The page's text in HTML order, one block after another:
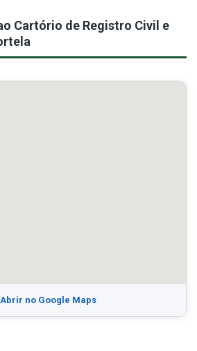
Cartório de Registro Civil e
Abrir no Google Maps